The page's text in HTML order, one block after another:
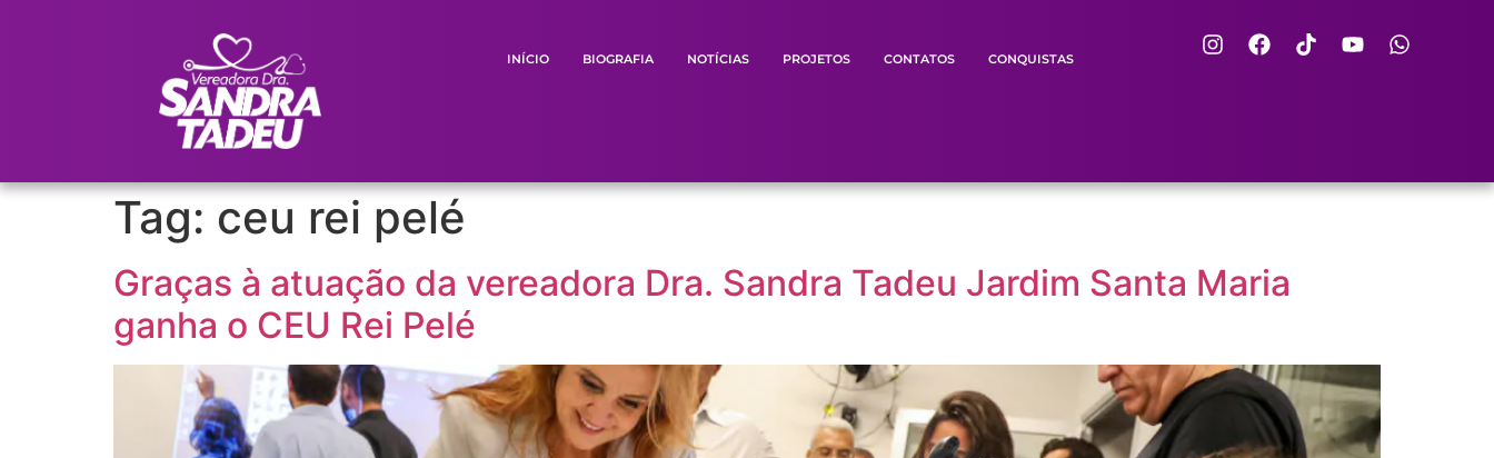
INÍCIO BIOGRAFIA NOTÍCIAS PROJETOS CONTATOS CONQUISTAS
Tag: ceu rei pelé
Graças à atuação da vereadora Dra. Sandra Tadeu Jardim Santa Maria
ganha o CEU Rei Pelé